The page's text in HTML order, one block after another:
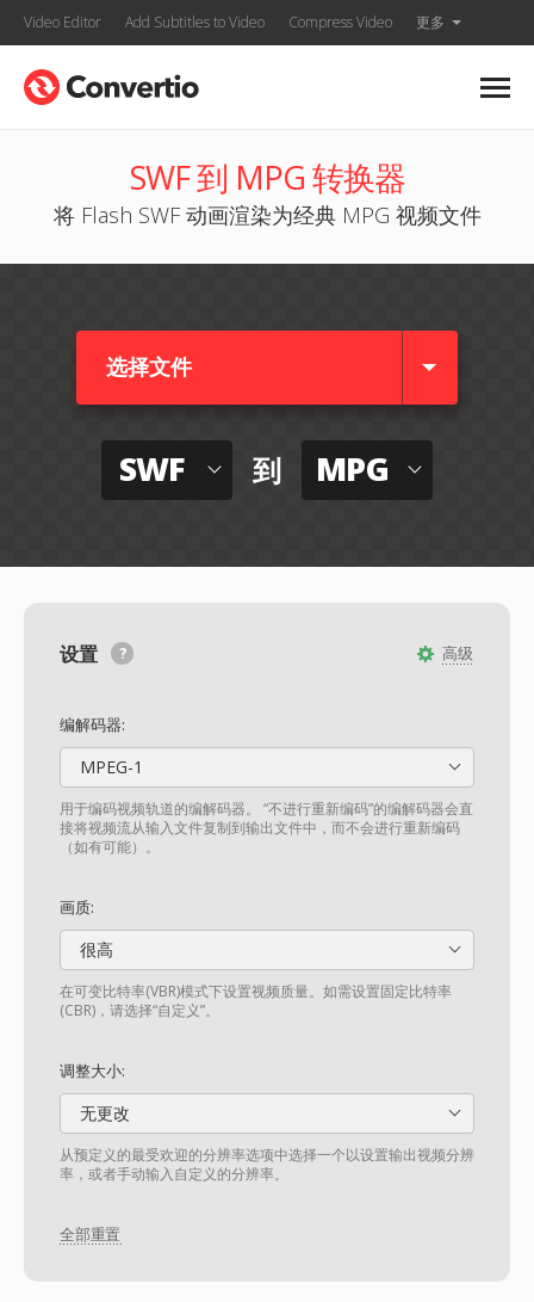
Video Editor Add Subtitles to Video Compress Video 更多
SWF 到 MPG 转换器
将 Flash SWF 动画渲染为经典 MPG 视频文件
选择文件
SWF 到 MPG
高级
设置
编解码器:
MPEG-1
用于编码视频轨道的编解码器。 “不进行重新编码”的编解码器会直
接将视频流从输入文件复制到输出文件中，而不会进行重新编码
（如有可能）。
画质:
很高
在可变比特率(VBR)模式下设置视频质量。如需设置固定比特率
(CBR)，请选择“自定义”。
调整大小:
无更改
从预定义的最受欢迎的分辨率选项中选择一个以设置输出视频分辨
率，或者手动输入自定义的分辨率。
全部重置